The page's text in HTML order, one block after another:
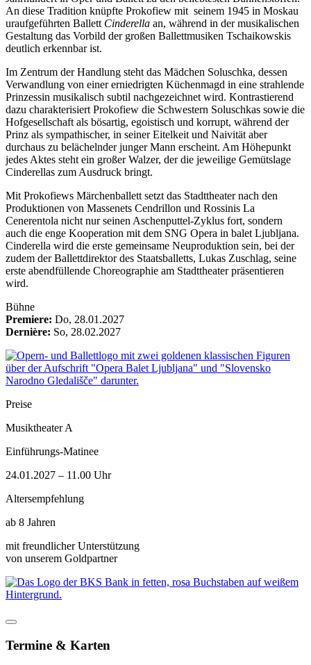
An diese Tradition knüpfte Prokofiew mit seinem 1945 in Moskau
uraufgeführten Ballett Cinderella an, während in der musikalischen
Gestaltung das Vorbild der großen Ballettmusiken Tschaikowskis
deutlich erkennbar ist.
Im Zentrum der Handlung steht das Mädchen Soluschka, dessen
Verwandlung von einer erniedrigten Küchenmagd in eine strahlende
Prinzessin musikalisch subtil nachgezeichnet wird. Kontrastierend
dazu charakterisiert Prokofiew die Schwestern Soluschkas sowie die
Hofgesellschaft als bösartig, egoistisch und korrupt, während der
Prinz als sympathischer, in seiner Eitelkeit und Naivität aber
durchaus zu belächelnder junger Mann erscheint. Am Höhepunkt
jedes Aktes steht ein großer Walzer, der die jeweilige Gemütslage
Cinderellas zum Ausdruck bringt.
Mit Prokofiews Märchenballett setzt das Stadttheater nach den
Produktionen von Massenets Cendrillon und Rossinis La
Cenerentola nicht nur seinen Aschenputtel-Zyklus fort, sondern
auch die enge Kooperation mit dem SNG Opera in balet Ljubljana.
Cinderella wird die erste gemeinsame Neuproduktion sein, bei der
zudem der Ballettdirektor des Staatsballetts, Lukas Zuschlag, seine
erste abendfüllende Choreographie am Stadttheater präsentieren
wird.
Bühne
Premiere: Do, 28.01.2027
Dernière: So, 28.02.2027
Preise
Musiktheater A
Einführungs-Matinee
24.01.2027 – 11.00 Uhr
Altersempfehlung
ab 8 Jahren
mit freundlicher Unterstützung
von unserem Goldpartner
Termine & Karten